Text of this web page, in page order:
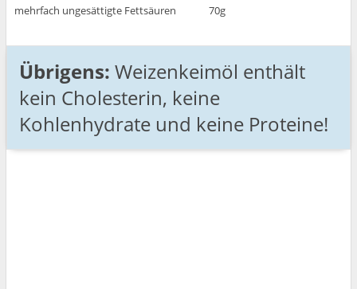
mehrfach ungesättigte Fettsäuren
70g
Übrigens: Weizenkeimöl enthält
kein Cholesterin, keine
Kohlenhydrate und keine Proteine!